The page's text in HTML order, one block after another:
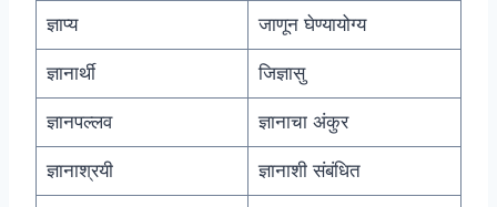
ज्ञाप्य जाणून घेण्यायोग्य
ज्ञानार्थी जिज्ञासु
ज्ञानपल्लव ज्ञानाचा अंकुर
ज्ञानाश्रयी ज्ञानाशी संबंधित